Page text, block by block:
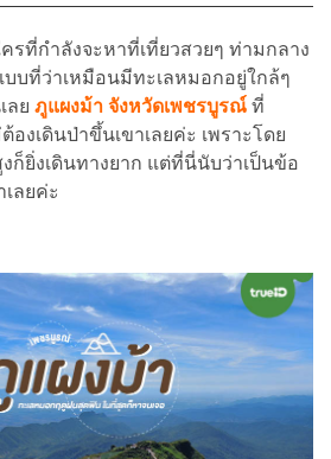
ที่กำลังจะหาที่เที่ยวสวยๆ ท่ามกลาง
บที่ว่าเหมือนมีทะเลหมอกอยู่ใกล้ๆ
ลย ภูแผงม้า จังหวัดเพชรบูรณ์ ที่
องเดินป่าขึ้นเขาเลยค่ะ เพราะโดย
ก็ยิ่งเดินทางยาก แต่ที่นี่นับว่าเป็นข้อ
ลยค่ะ